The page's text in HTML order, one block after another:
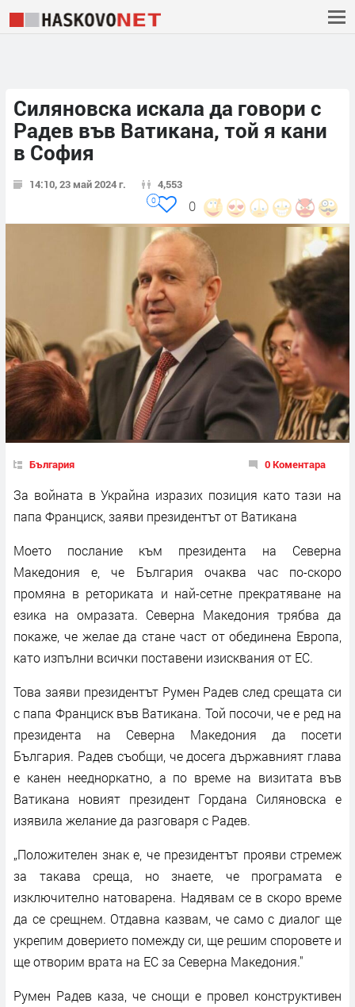
Силяновска искала да говори с
Радев във Ватикана, той я кани
в София
14:10, 23 май 2024 г. 4,553
0
0
България 0 Коментара
За войната в Украйна изразих позиция като тази на
папа Франциск, заяви президентът от Ватикана
Моето послание към президента на Северна
Македония е, че България очаква час по-скоро
промяна в реториката и най-сетне прекратяване на
езика на омразата. Северна Македония трябва да
покаже, че желае да стане част от обединена Европа,
като изпълни всички поставени изисквания от ЕС.
Това заяви президентът Румен Радев след срещата си
с папа Франциск във Ватикана. Той посочи, че е ред на
президента на Северна Македония да посети
България. Радев съобщи, че досега държавният глава
е канен неедноркатно, а по време на визитата във
Ватикана новият президент Гордана Силяновска е
изявила желание да разговаря с Радев.
„Положителен знак е, че президентът прояви стремеж
за такава среща, но знаете, че програмата е
изключително натоварена. Надявам се в скоро време
да се срещнем. Отдавна казвам, че само с диалог ще
укрепим доверието помежду си, ще решим споровете и
ще отворим врата на ЕС за Северна Македония."
Румен Радев каза, че снощи е провел конструктивен